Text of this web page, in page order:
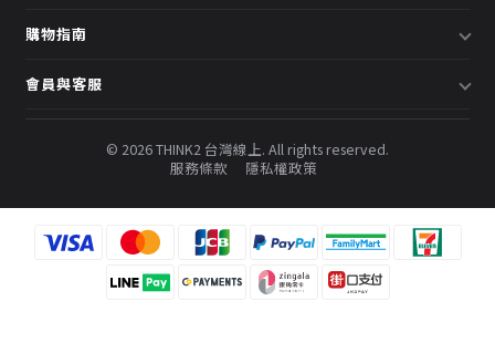
關於我們
預約諮詢
購物指南
配送說明
常見問題
會員與客服
會員中心
© 2026 THINK2 台灣線上. All rights reserved.
服務條款
隱私權政策